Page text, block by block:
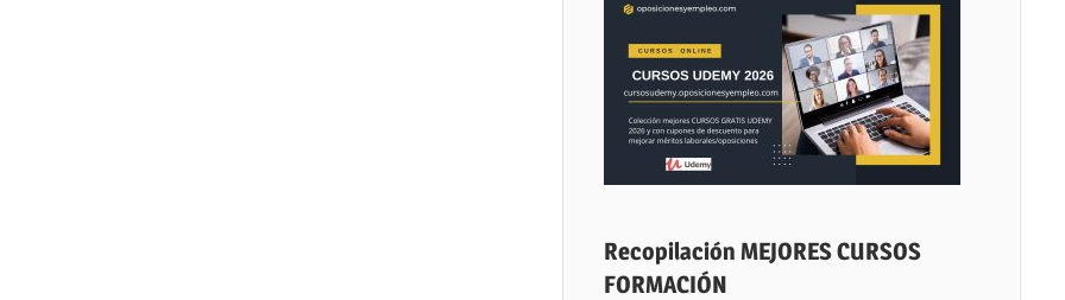
Recopilación MEJORES CURSOS
FORMACIÓN